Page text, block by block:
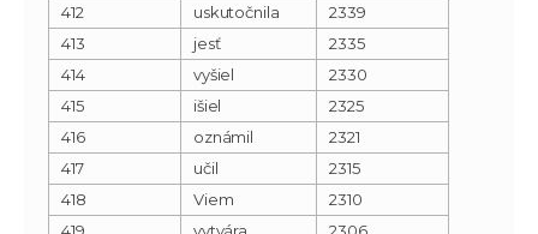
412
uskutočnila
2339
413
jesť
2335
414
vyšiel
2330
415
išiel
2325
416
oznámil
2321
417
učil
2315
418
Viem
2310
419
vytvára 2306